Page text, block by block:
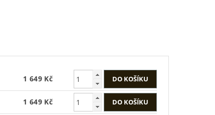
1 649 Kč
1 649 Kč